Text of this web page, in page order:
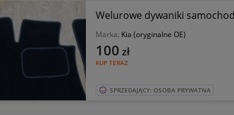
Welurowe dywaniki
Marka: Kia (oryginalne OE)
KUP TERAZ
100 zł
SPRZEDAJĄCY: OSOBA PRYWATNA